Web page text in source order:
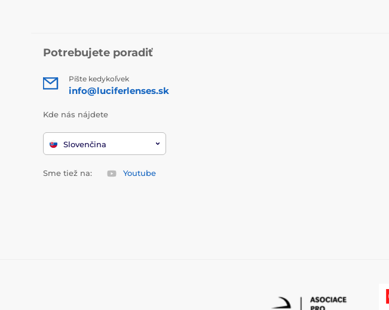
Potrebujete poradiť
Píšte kedykoľvek
info@luciferlenses.sk
Kde nás nájdete
Slovenčina
Sme tiež na: Youtube